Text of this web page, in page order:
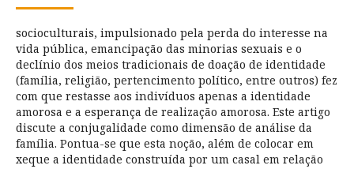
socioculturais, impulsionado pela perda do interesse na
vida pública, emancipação das minorias sexuais e o
declínio dos meios tradicionais de doação de identidade
(família, religião, pertencimento político, entre outros) fez
com que restasse aos indivíduos apenas a identidade
amorosa e a esperança de realização amorosa. Este artigo
discute a conjugalidade como dimensão de análise da
família. Pontua-se que esta noção, além de colocar em
xeque a identidade construída por um casal em relação